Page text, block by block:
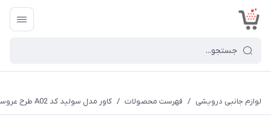
لوازم جانبی درویشی / فهرست محصولات / کاور مدل سولید کد A02 طرح عروسکی برجسته مناسب برای گوشی موبایل سامسونگ Galaxy A10s